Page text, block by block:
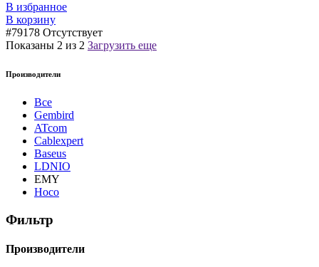
В избранное
В корзину
#79178 Отсутствует
Показаны 2 из 2 Загрузить еще
Производители
Все
Gembird
ATcom
Cablexpert
Baseus
LDNIO
EMY
Hoco
Фильтр
Производители